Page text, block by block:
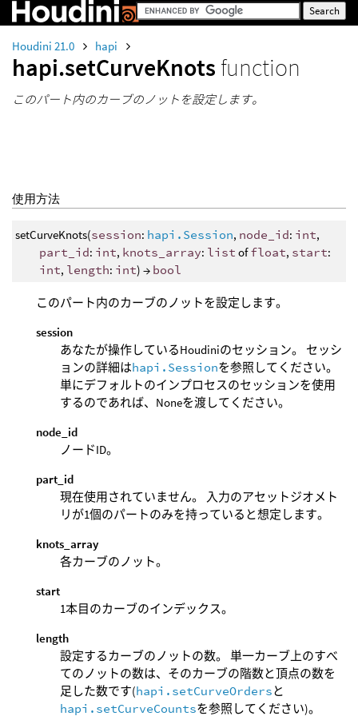
Houdini 21.0 hapi
hapi.setCurveKnots function
このパート内のカーブのノットを設定します。
使用方法
setCurveKnots(session: hapi.Session, node_id: int,
part_id: int, knots_array: list offloat, start:
int, length: int) → bool
このパート内のカーブのノットを設定します。
session
あなたが操作しているHoudiniのセッション。 セッシ
ョンの詳細はhapi.Sessionを参照してください。
単にデフォルトのインプロセスのセッションを使用
するのであれば、Noneを渡してください。
node_id
ノードID。
part_id
現在使用されていません。 入力のアセットジオメト
リが1個のパートのみを持っていると想定します。
knots_array
各カーブのノット。
start
1本目のカーブのインデックス。
length
設定するカーブのノットの数。 単一カーブ上のすべ
てのノットの数は、そのカーブの階数と頂点の数を
足した数です(hapi.setCurveOrdersと
hapi.setCurveCountsを参照してください)。